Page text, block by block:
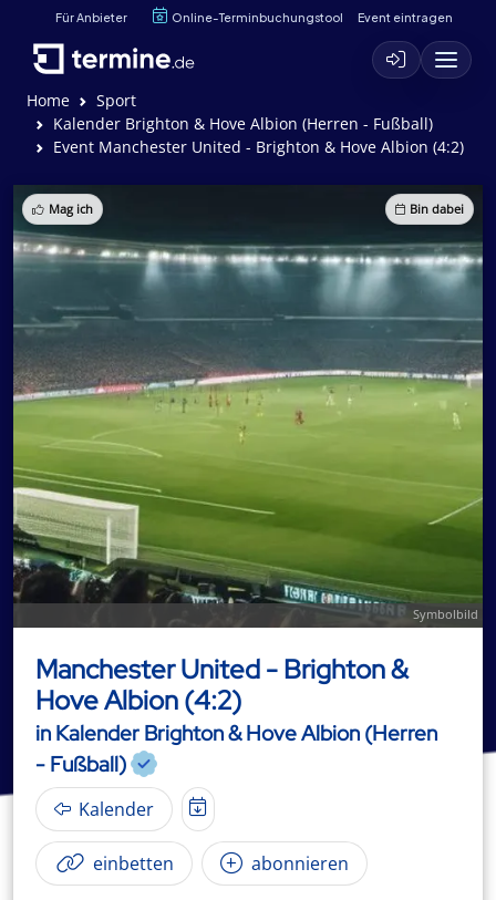
Für Anbieter Online-Terminbuchungstool Event eintragen
Home
Sport
Kalender Brighton & Hove Albion (Herren - Fußball)
Event Manchester United - Brighton & Hove Albion (4:2)
Mag ich Bin dabei
Symbolbild
Manchester United - Brighton &
Hove Albion (4:2)
in Kalender Brighton & Hove Albion (Herren
- Fußball)
Kalender
einbetten abonnieren